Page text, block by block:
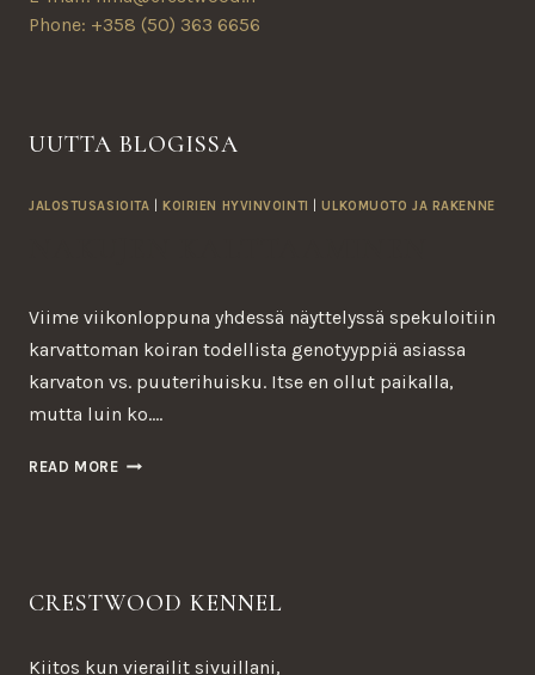
Phone: +358 (50) 363 6656
UUTTA BLOGISSA
JALOSTUSASIOITA |KOIRIEN HYVINVOINTI |ULKOMUOTO JA RAKENNE
Viime viikonloppuna yhdessä näyttelyssä spekuloitiin
karvattoman koiran todellista genotyyppiä asiassa
karvaton vs. puuterihuisku. Itse en ollut paikalla,
mutta luin ko….
READ MORENAKUJEN
CRESTWOOD KENNEL
Kiitos kun vierailit sivuillani,